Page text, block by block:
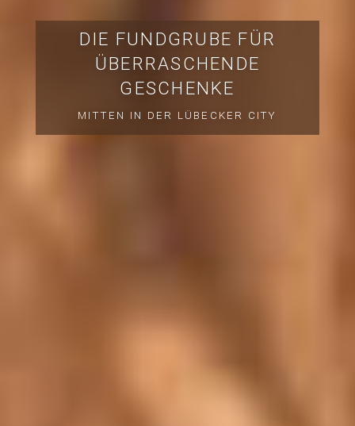
DIE FUNDGRUBE FÜR
ÜBERRASCHENDE
GESCHENKE
MITTEN IN DER LÜBECKER CITY